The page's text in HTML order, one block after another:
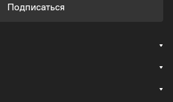
Подписаться